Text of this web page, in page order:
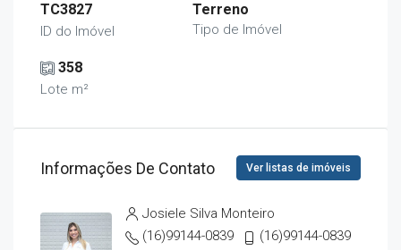
TC3827
ID do Imóvel
Terreno
Tipo de Imóvel
358
Lote m²
Informações De Contato Ver listas de imóveis
Josiele Silva Monteiro
(16)99144-0839
(16)99144-0839